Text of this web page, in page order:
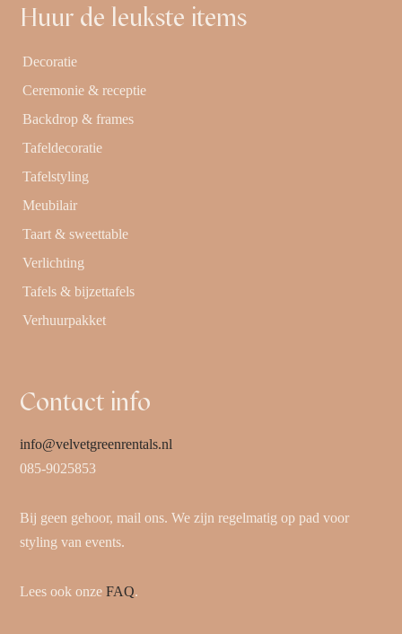
Huur de leukste items
Decoratie
Ceremonie & receptie
Backdrop & frames
Tafeldecoratie
Tafelstyling
Meubilair
Taart & sweettable
Verlichting
Tafels & bijzettafels
Verhuurpakket
Contact info
info@velvetgreenrentals.nl
085-9025853
Bij geen gehoor, mail ons. We zijn regelmatig op pad voor
styling van events.
Lees ook onzeFAQ.